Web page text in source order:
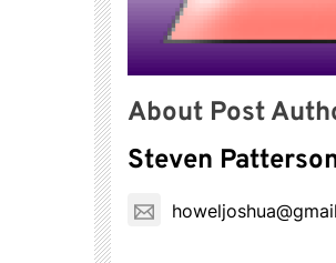
About Post
Steven